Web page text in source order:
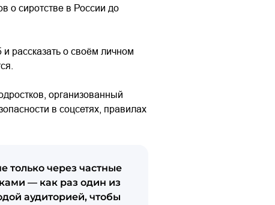
сиротстве в России до
рассказать о своём личном
организованный
в соцсетях, правилах
только через частные
— как раз один из
аудиторией, чтобы